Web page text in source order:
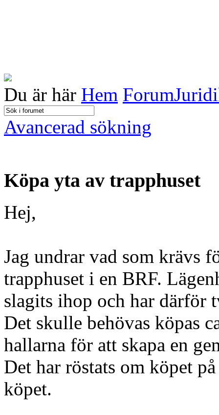
Du är här Hem Forum
Avancerad sökning
Köpa yta av trapphuset
Hej,
Jag undrar vad som krävs
trapphuset i en BRF.
slagits ihop och har därför
Det skulle behövas köpas
hallarna för att skapa en
Det har röstats om köpet
köpet.